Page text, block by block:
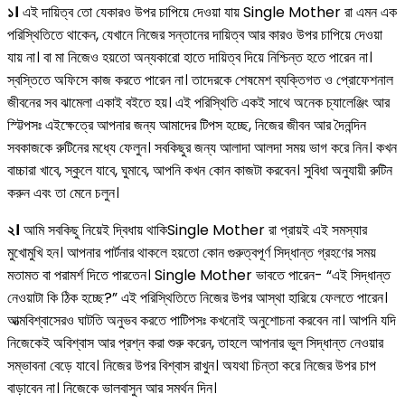
১। এই দায়িত্ব তো যেকারও উপর চাপিয়ে দেওয়া যায় Single Mother রা এমন এক
পরিস্থিতিতে থাকেন, যেখানে নিজের সন্তানের দায়িত্ব আর কারও উপর চাপিয়ে দেওয়া
যায় না। বা মা নিজেও হয়তো অন্যকারো হাতে দায়িত্ব দিয়ে নিশ্চিন্ত হতে পারেন না।
স্বস্তিতে অফিসে কাজ করতে পারেন না। তাদেরকে শেষমেশ ব্যক্তিগত ও প্রোফেশনাল
জীবনের সব ঝামেলা একাই বইতে হয়। এই পরিস্থিতি একই সাথে অনেক চ্যালেঞ্জিং আর
স্ট্টিপসঃ এইক্ষেত্রে আপনার জন্য আমাদের টিপস হচ্ছে, নিজের জীবন আর দৈনন্দিন
সবকাজকে রুটিনের মধ্যে ফেলুন। সবকিছুর জন্য আলাদা আলদা সময় ভাগ করে নিন। কখন
বাচ্চারা খাবে, স্কুলে যাবে, ঘুমাবে, আপনি কখন কোন কাজটা করবেন। সুবিধা অনুযায়ী রুটিন
করুন এবং তা মেনে চলুন।
২। আমি সবকিছু নিয়েই দ্বিধায় থাকিSingle Mother রা প্রায়ই এই সমস্যার
মুখোমুখি হন। আপনার পার্টনার থাকলে হয়তো কোন গুরুত্বপূর্ণ সিদ্ধান্ত গ্রহণের সময়
মতামত বা পরামর্শ দিতে পারতেন। Single Mother ভাবতে পারেন- “এই সিদ্ধান্ত
নেওয়াটা কি ঠিক হচ্ছে?” এই পরিস্থিতিতে নিজের উপর আস্থা হারিয়ে ফেলতে পারেন।
আত্মবিশ্বাসেরও ঘাটতি অনুভব করতে পাটিপসঃ কখনোই অনুশোচনা করবেন না। আপনি যদি
নিজেকেই অবিশ্বাস আর প্রশ্ন করা শুরু করেন, তাহলে আপনার ভুল সিদ্ধান্ত নেওয়ার
সম্ভাবনা বেড়ে যাবে। নিজের উপর বিশ্বাস রাখুন। অযথা চিন্তা করে নিজের উপর চাপ
বাড়াবেন না। নিজেকে ভালবাসুন আর সমর্থন দিন।